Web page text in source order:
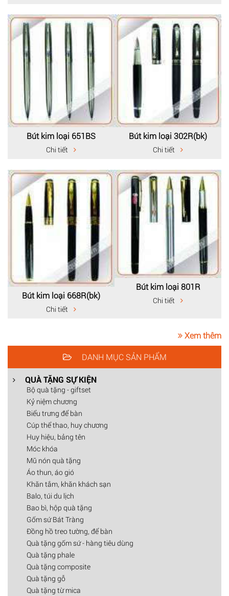
Bút kim loại 651BS
Chi tiết
Bút kim loại 302R(bk)
Chi tiết
Bút kim loại 668R(bk)
Chi tiết
Bút kim loại 801R
Chi tiết
Xem thêm
DANH MỤC SẢN PHẨM
QUÀ TẶNG SỰ KIỆN
Bộ quà tặng - giftset
Kỷ niệm chương
Biểu trưng để bàn
Cúp thể thao, huy chương
Huy hiệu, bảng tên
Móc khóa
Mũ nón quà tặng
Áo thun, áo gió
Khăn tắm, khăn khách sạn
Balo, túi du lịch
Bao bì, hộp quà tặng
Gốm sứ Bát Tràng
Đồng hồ treo tường, để bàn
Quà tặng gốm sứ - hàng tiêu dùng
Quà tặng phale
Quà tặng composite
Quà tặng gỗ
Quà tặng từ mica